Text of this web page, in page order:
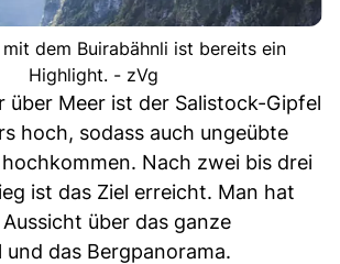
dem Buirabähnli ist bereits ein
Highlight. - zVg
über Meer ist der Salistock-Gipfel
hoch, sodass auch ungeübte
Nach zwei bis drei
ist das Ziel erreicht. Man hat
über das ganze
das Bergpanorama.